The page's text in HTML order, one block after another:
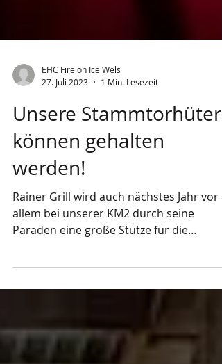
27. Juli 2023
1 Min. Lesezeit
Unsere Stammtorhüter
können gehalten
werden!
Rainer Grill wird auch nächstes Jahr vor
allem bei unserer KM2 durch seine
Mannschaft darstellen. Auch...